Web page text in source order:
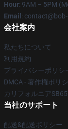
Hour: 9AM – 5PM
Email :
会社案内
私たちについて
利用規約
プライバシーポリシ
DMCA - 著作権ポリ
カリフォルニア
当社のサポート
配送&配送ポリシー